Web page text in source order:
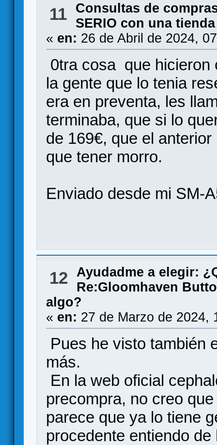
11
Consultas de
SERIO con una tienda
« en: 26 de Abril de 2024,
0tra cosa que hicieron
la gente que lo tenia
era en preventa, les
terminaba, que si lo
de 169€, que el
que tener morro.
Enviado desde mi SM-
12
Ayudadme a elegir:
Re:Gloomhaven
algo?
« en: 27 de Marzo de 2024,
Pues he visto también
más.
En la web oficial
precompra, no creo
parece que ya lo tiene
procedente entiendo